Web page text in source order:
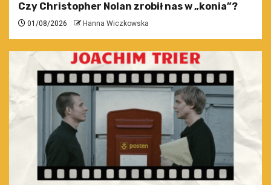
Czy Christopher Nolan zrobił nas w „konia”?
01/08/2026 Hanna Wiczkowska